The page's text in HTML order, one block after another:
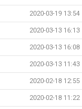
2020-03-19 13:54
2020-03-13 16:13
2020-03-13 16:08
2020-03-13 11:43
2020-02-18 12:55
2020-02-18 11:22